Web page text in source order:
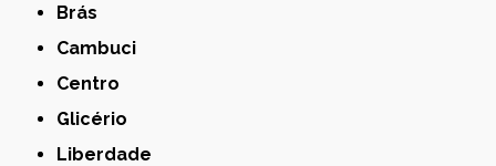
Brás
Cambuci
Centro
Glicério
Liberdade